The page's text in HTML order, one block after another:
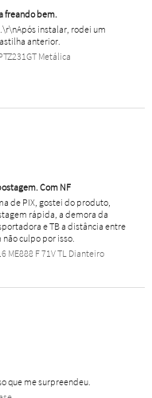
freando bem.
instalar, rodei um
anterior.
Metálica
Com NF
de PIX, gostei do produto,
rápida, a demora da
e TB a distância entre
culpo por isso.
ME888 F 71V TL Dianteiro
que me surpreendeu.